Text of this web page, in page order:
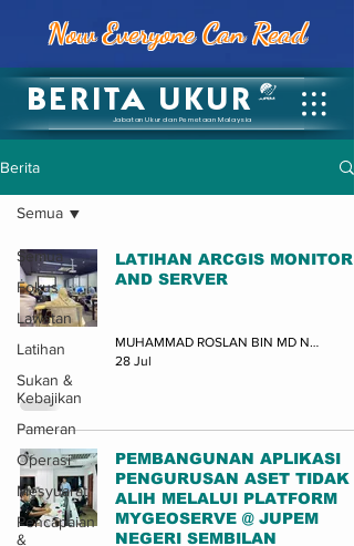
BERITA UKUR
Jabatan Ukur dan Pemetaan Malaysia
Now Everyone Can Read
Berita
Semua
Fokus
Lawatan
Latihan
Sukan &
Kebajikan
Pameran
Operasi
Mesyuarat
Pencapaian
&
Semua
LATIHAN ARCGIS MONITOR
AND SERVER
MUHAMMAD ROSLAN BIN MD NOR (JUPEM-BPDGN)
28 Jul
PEMBANGUNAN APLIKASI
PENGURUSAN ASET TIDAK
ALIH MELALUI PLATFORM
MYGEOSERVE @ JUPEM
NEGERI SEMBILAN